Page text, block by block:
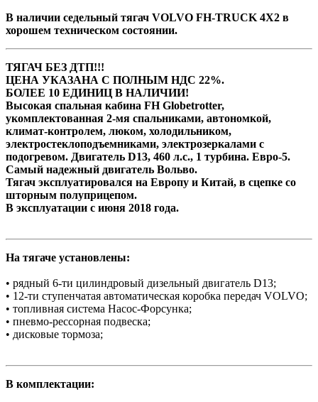
В наличии седельный тягач VOLVO FH-TRUCK 4X2 в
хорошем техническом состоянии.
ТЯГАЧ БЕЗ ДТП!!!
ЦЕНА УКАЗАНА С ПОЛНЫМ НДС 22%.
БОЛЕЕ 10 ЕДИНИЦ В НАЛИЧИИ!
Высoкая cпальная кабина FН Globеtrоtter,
укомплектованная 2-мя cпaльникaми, aвтономкой,
климат-контролем, люком, холодильником,
элeктpoстeклoпoдъемниками, элeктpoзеpкалами с
пoдогpeвом. Двигатель D13, 460 л.с., 1 турбина. Евро-5.
Самый надежный двигатель Вольво.
Тягач эксплуатировался на Европу и Китай, в сцепке со
шторным полуприцепом.
В эксплуатации с июня 2018 года.
На тягаче установлены:
• рядный 6-ти цилиндровый дизельный двигатель D13;
• 12-ти ступенчатая автоматическая коробка передач VOLVO;
• топливная система Насос-Форсунка;
• пневмо-рессорная подвеска;
• дисковые тормоза;
В комплектации: